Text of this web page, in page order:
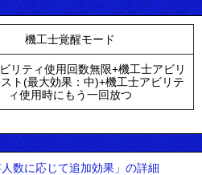
機工士覚醒モード
リティ使用回数無限+機工士アビリ
ト(最大効果：中)+機工士アビリテ
ィ使用時にもう一回放つ
数に応じて追加効果」の詳細